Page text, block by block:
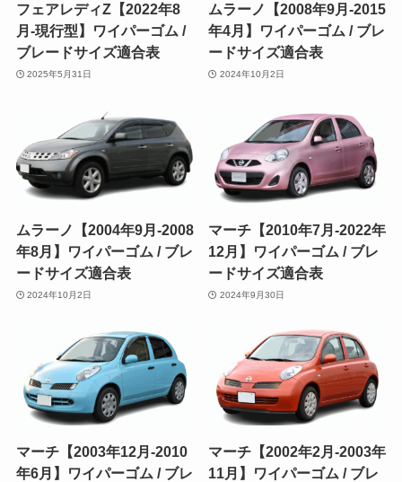
フェアレディZ【2022年8
月-現行型】ワイパーゴム /
ブレードサイズ適合表
2025年5月31日
ムラーノ【2008年9月-2015
年4月】ワイパーゴム / ブレ
ードサイズ適合表
2024年10月2日
ムラーノ【2004年9月-2008
年8月】ワイパーゴム / ブレ
ードサイズ適合表
2024年10月2日
マーチ【2010年7月-2022年
12月】ワイパーゴム / ブレ
ードサイズ適合表
2024年9月30日
マーチ【2003年12月-2010
年6月】ワイパーゴム / ブレ
マーチ【2002年2月-2003年
11月】ワイパーゴム / ブレ